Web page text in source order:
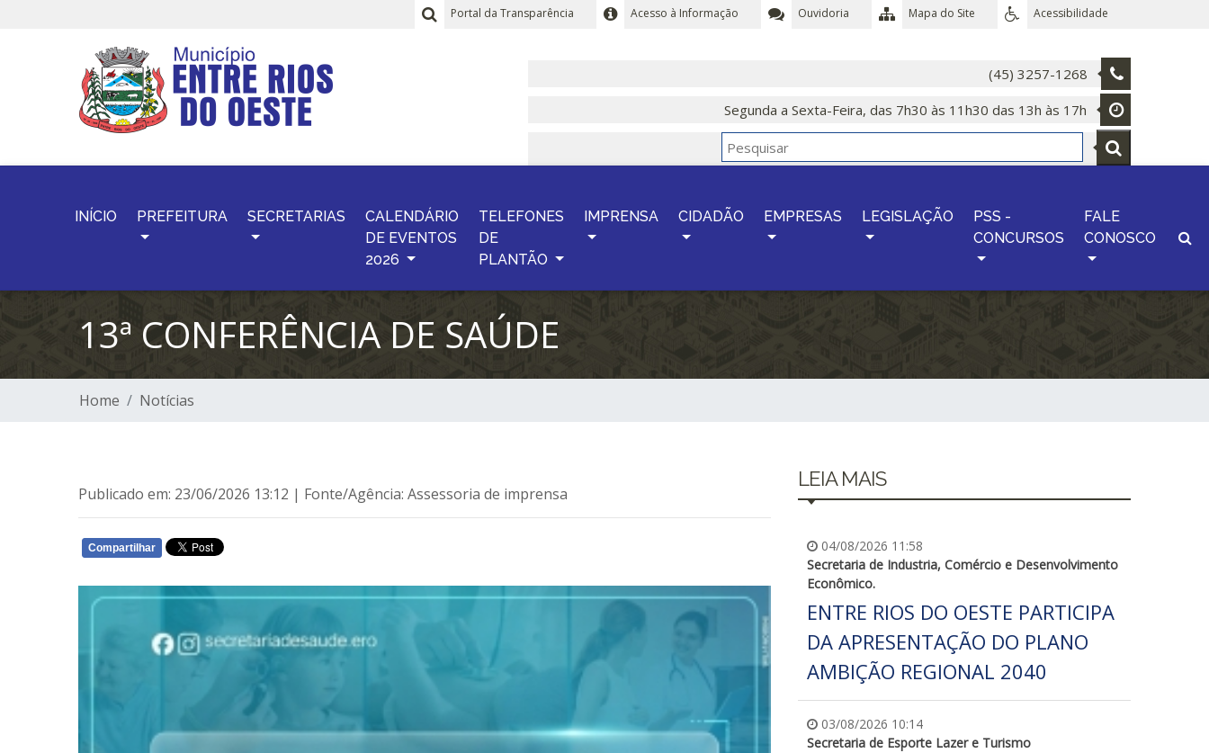
Acessibilidade
Mapa do Site
Ouvidoria
Acesso à Informação
Portal da Transparência
(45) 3257-1268
Segunda a Sexta-Feira, das 7h30 às 11h30 das 13h às 17h
INÍCIO PREFEITURA SECRETARIAS
CALENDÁRIO
DE EVENTOS
2026
TELEFONES
DE
PLANTÃO
IMPRENSA CIDADÃO EMPRESAS LEGISLAÇÃO
PSS -
CONCURSOS
FALE
CONOSCO
13ª CONFERÊNCIA DE SAÚDE
Home Notícias
Publicado em: 23/06/2026 13:12 | Fonte/Agência: Assessoria de imprensa
Compartilhar
LEIA MAIS
04/08/2026 11:58
Secretaria de Industria, Comércio e Desenvolvimento
Econômico.
ENTRE RIOS DO OESTE PARTICIPA
DA APRESENTAÇÃO DO PLANO
AMBIÇÃO REGIONAL 2040
03/08/2026 10:14
Secretaria de Esporte Lazer e Turismo